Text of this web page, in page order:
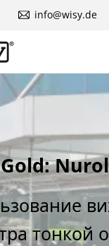
info@wisy.de
Gold:
тонкой